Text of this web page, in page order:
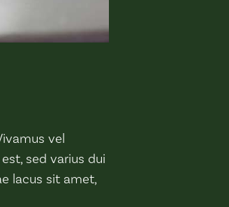
vel
sed varius dui
lacus sit amet,